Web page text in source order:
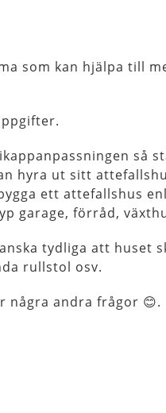
som kan hjälpa till
så
hyra ut sitt
ett attefallshus
garage, förråd,
tydliga att huset
rullstol osv.
några andra frågor 😊.